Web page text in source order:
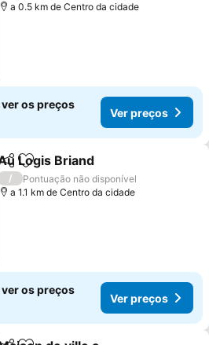
a 0.5 km de Centro da cidade
os preços
Ver preços
Adicionar aos favoritos
Logis Briand
/
Pontuação não disponível
a 1.1 km de Centro da cidade
os preços
Ver preços